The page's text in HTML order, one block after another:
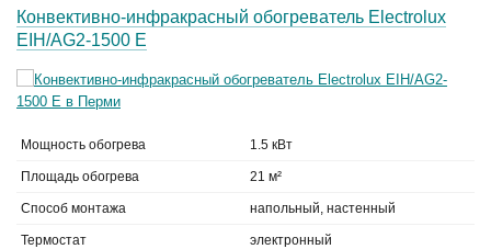
Конвективно-инфракрасный обогреватель Electrolux
EIH/AG2-1500 E
Мощность обогрева 1.5 кВт
Площадь обогрева 21 м²
Способ монтажа напольный, настенный
Термостат электронный